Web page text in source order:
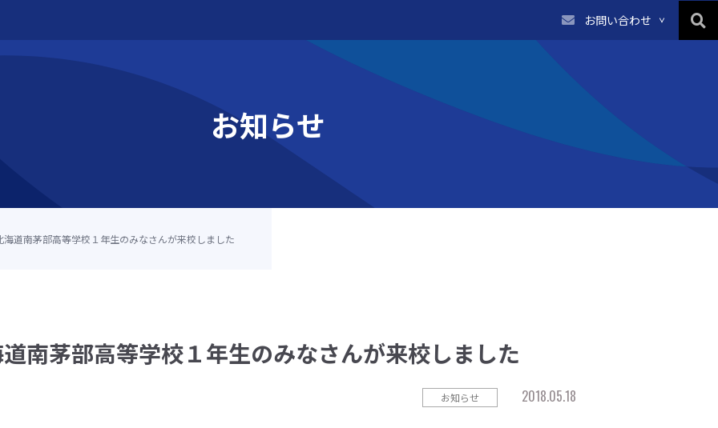
お問い合わせ
お知らせ
海道南茅部高等学校１年生のみなさんが来校しました
南茅部高等学校１年生のみなさんが来校しました
お知らせ 2018.05.18